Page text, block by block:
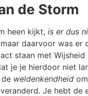
de Storm
heen kijkt, is er dus
daarvoor was er
staan met Wijsheid
je je hierdoor niet
weldenkendheid
Je hebt de